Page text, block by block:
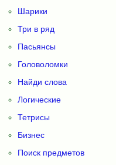
Шарики
Три в ряд
Пасьянсы
Головоломки
Найди слова
Логические
Тетрисы
Бизнес
Поиск предметов